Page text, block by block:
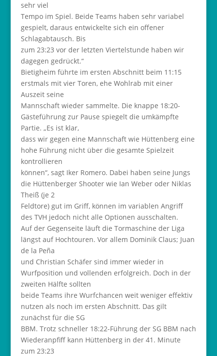
sehr viel
Tempo im Spiel. Beide Teams haben sehr variabel
gespielt, daraus entwickelte sich ein offener
Schlagabtausch. Bis
zum 23:23 vor der letzten Viertelstunde haben wir
dagegen gedrückt.“
Bietigheim führte im ersten Abschnitt beim 11:15
erstmals mit vier Toren, ehe Wohlrab mit einer
Auszeit seine
Mannschaft wieder sammelte. Die knappe 18:20-
Gästeführung zur Pause spiegelt die umkämpfte
Partie. „Es ist klar,
dass wir gegen eine Mannschaft wie Hüttenberg eine
hohe Führung nicht über die gesamte Spielzeit
kontrollieren
können“, sagt Iker Romero. Dabei haben seine Jungs
die Hüttenberger Shooter wie Ian Weber oder Niklas
Theiß (je 2
Feldtore) gut im Griff, können im variablen Angriff
des TVH jedoch nicht alle Optionen ausschalten.
Auf der Gegenseite läuft die Tormaschine der Liga
längst auf Hochtouren. Vor allem Dominik Claus; Juan
de la Peña
und Christian Schäfer sind immer wieder in
Wurfposition und vollenden erfolgreich. Doch in der
zweiten Hälfte sollten
beide Teams ihre Wurfchancen weit weniger effektiv
nutzen als noch im ersten Abschnitt. Das gilt
zunächst für die SG
BBM. Trotz schneller 18:22-Führung der SG BBM nach
Wiederanpfiff kann Hüttenberg in der 41. Minute
zum 23:23